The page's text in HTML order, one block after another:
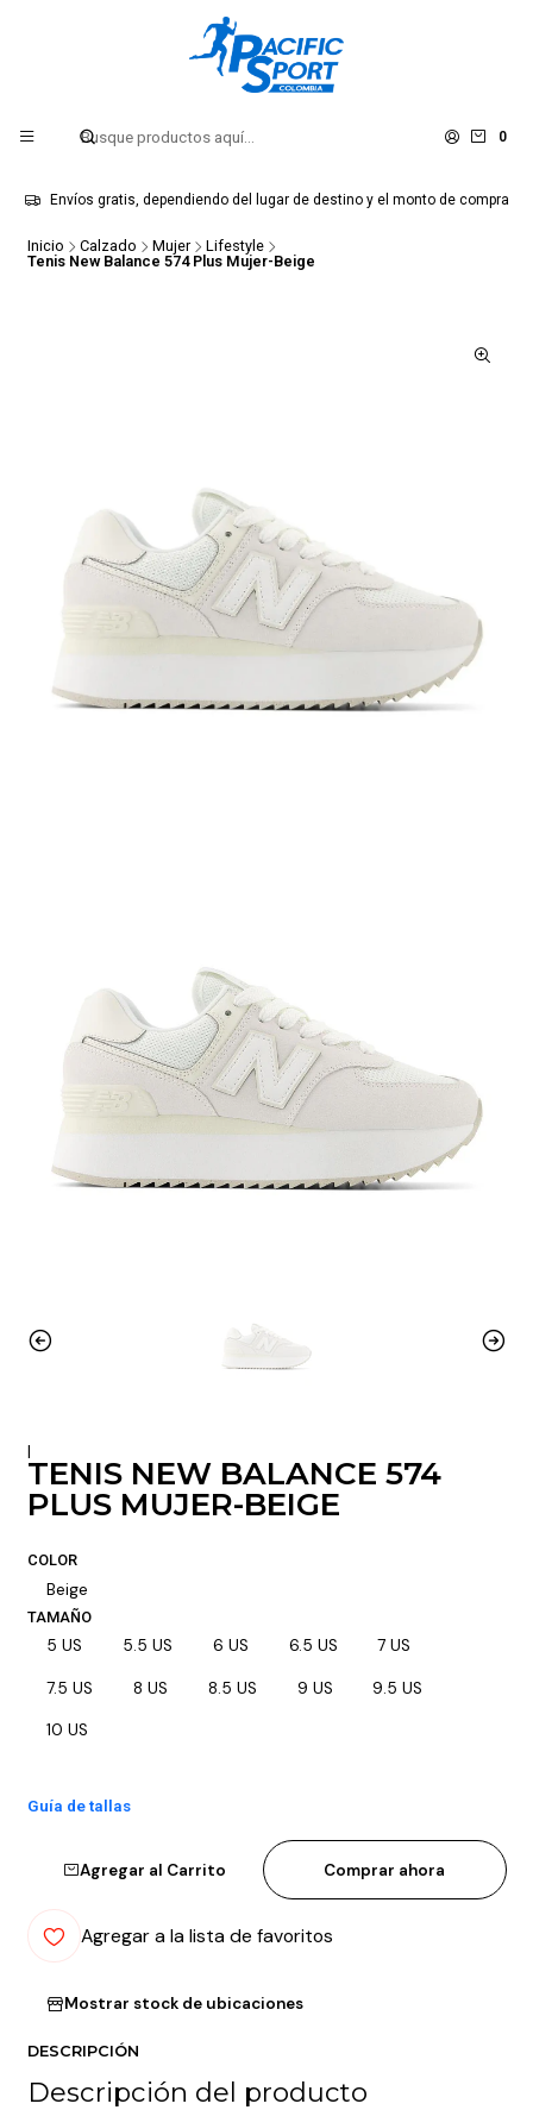
0
Envíos gratis, dependiendo del lugar de destino y el monto de compra
Inicio Calzado Mujer
Lifestyle
Tenis New Balance 574 Plus Mujer-Beige
|
TENIS NEW BALANCE 574
PLUS MUJER-BEIGE
COLOR
Beige
TAMAÑO
5 US 5.5 US 6 US 6.5 US 7 US
7.5 US 8 US 8.5 US 9 US 9.5 US
10 US
Guía de tallas
Agregar al Carrito Comprar ahora
Agregar a la lista de favoritos
Mostrar stock de ubicaciones
DESCRIPCIÓN
Descripción del producto